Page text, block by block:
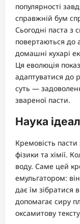
популярності
справжній бум
Сьогодні паста
повертаються до
домашні кухарі
Ця еволюція
адаптуватися до
суть —
звареної пасти.
Наука
Кремовість
фізики та хімії.
воду. Саме цей
емульгатором:
дає їм зібратися
допомагає сиру
оксамитову